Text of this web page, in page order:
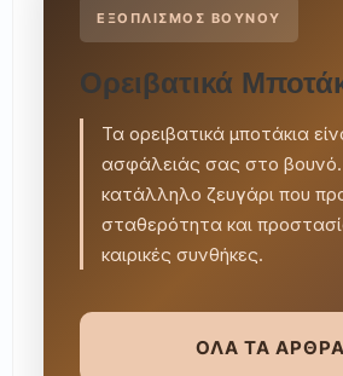
ΕΞΟΠΛΙΣΜΟΣ ΒΟΥΝΟΥ
Ορειβατικά
Τα ορειβατικά μποτάκια
ασφάλειάς σας στο βουνό.
κατάλληλο ζευγάρι που
σταθερότητα και
καιρικές συνθήκες.
ΟΛΑ ΤΑ ΑΡΘΡΑ